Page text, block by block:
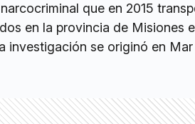
que en 2015
en la provincia de Misiones
investigación se originó en Mar